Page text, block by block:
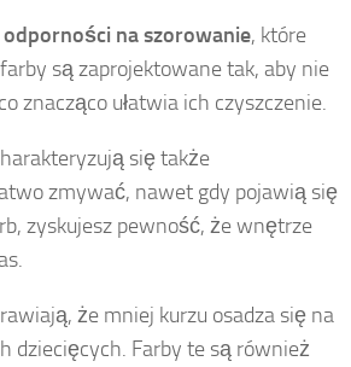
na szorowanie, które
są zaprojektowane tak, aby nie
znacząco ułatwia ich czyszczenie.
się także
zmywać, nawet gdy pojawią się
zyskujesz pewność, że wnętrze
że mniej kurzu osadza się na
dziecięcych. Farby te są również